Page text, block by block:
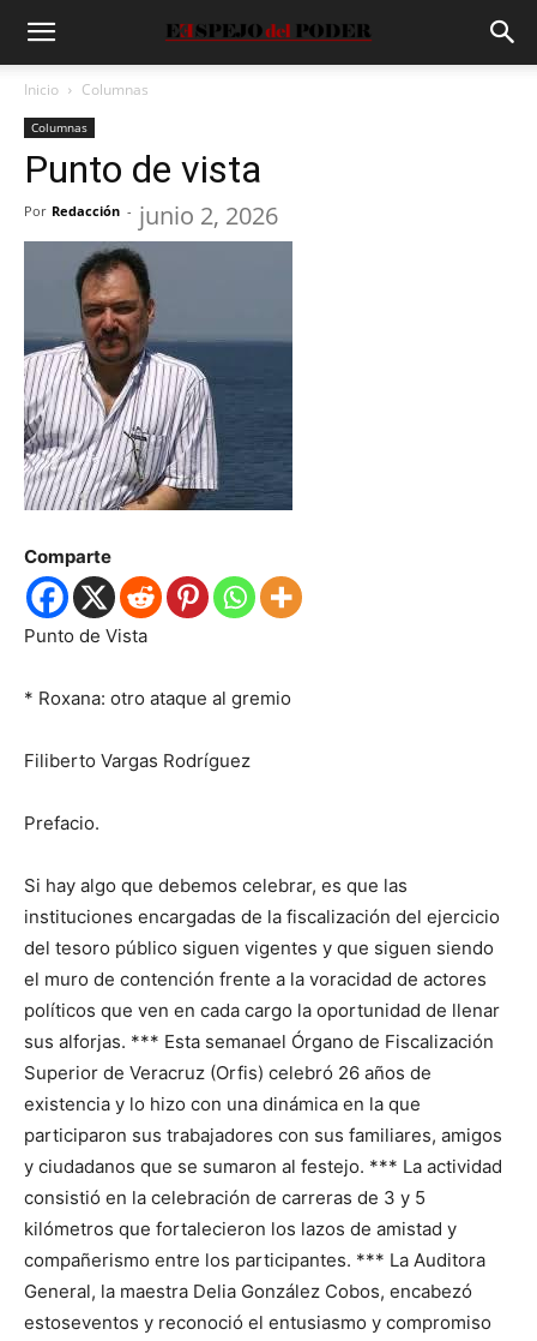
Inicio Columnas
Columnas
Punto de vista
Por Redacción - junio 2, 2026
Comparte
Punto de Vista
* Roxana: otro ataque al gremio
Filiberto Vargas Rodríguez
Prefacio.
Si hay algo que debemos celebrar, es que las
instituciones encargadas de la fiscalización del ejercicio
del tesoro público siguen vigentes y que siguen siendo
el muro de contención frente a la voracidad de actores
políticos que ven en cada cargo la oportunidad de llenar
sus alforjas. *** Esta semanael Órgano de Fiscalización
Superior de Veracruz (Orfis) celebró 26 años de
existencia y lo hizo con una dinámica en la que
participaron sus trabajadores con sus familiares, amigos
y ciudadanos que se sumaron al festejo. *** La actividad
consistió en la celebración de carreras de 3 y 5
kilómetros que fortalecieron los lazos de amistad y
compañerismo entre los participantes. *** La Auditora
General, la maestra Delia González Cobos, encabezó
estoseventos y reconoció el entusiasmo y compromiso